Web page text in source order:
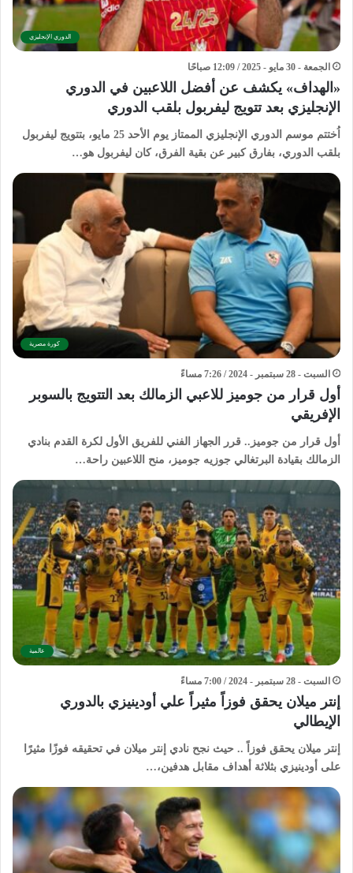
الدوري الإنجليزي
الجمعة - 30 مايو - 2025 / 12:09 صباحًا
«الهداف» يكشف عن أفضل اللاعبين في الدوري
الإنجليزي بعد تتويج ليفربول بلقب الدوري
اُختتم موسم الدوري الإنجليزي الممتاز يوم الأحد 25 مايو، بتتويج ليفربول
بلقب الدوري، بفارق كبير عن بقية الفرق، كان ليفربول هو…
كورة مصرية
السبت - 28 سبتمبر - 2024 / 7:26 مساءً
أول قرار من جوميز للاعبي الزمالك بعد التتويج بالسوبر
الإفريقي
أول قرار من جوميز.. قرر الجهاز الفني للفريق الأول لكرة القدم بنادي
الزمالك بقيادة البرتغالي جوزيه جوميز، منح اللاعبين راحة…
عالمية
السبت - 28 سبتمبر - 2024 / 7:00 مساءً
إنتر ميلان يحقق فوزاً مثيراً علي أودينيزي بالدوري
الإيطالي
إنتر ميلان يحقق فوزاً .. حيث نجح نادي إنتر ميلان في تحقيقه فوزًا مثيرًا
على أودينيزي بثلاثة أهداف مقابل هدفين،…